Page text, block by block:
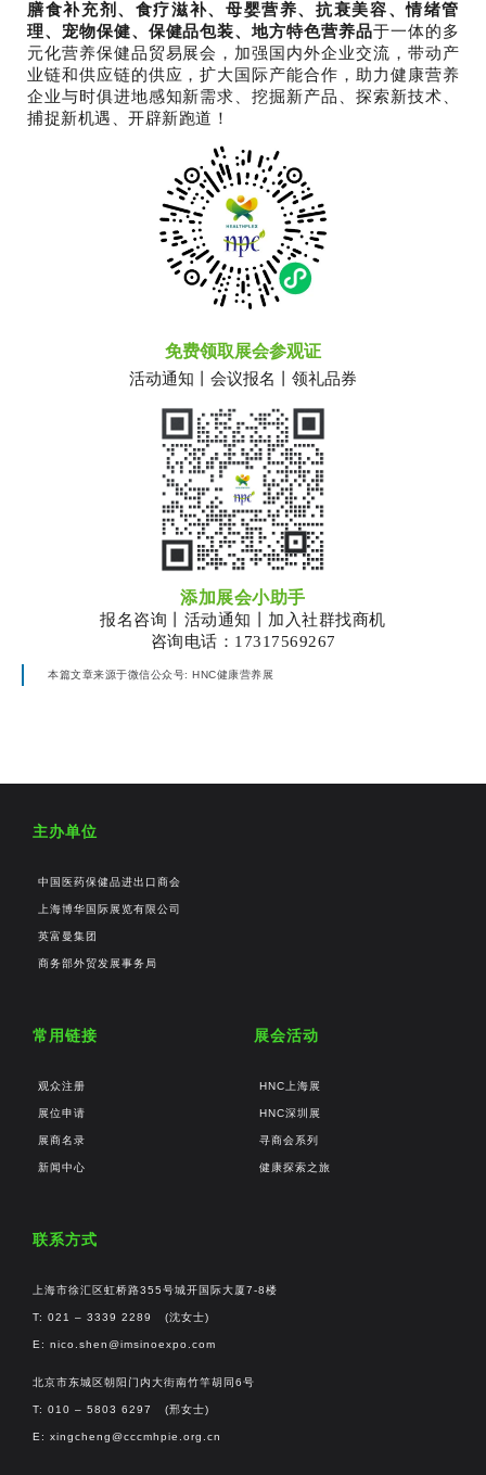
膳食补充剂、食疗滋补、母婴营养、抗衰美容、情绪管
理、宠物保健、保健品包装、地方特色营养品于一体的多
元化营养保健品贸易展会，加强国内外企业交流，带动产
业链和供应链的供应，扩大国际产能合作，助力健康营养
企业与时俱进地感知新需求、挖掘新产品、探索新技术、
捕捉新机遇、开辟新跑道！
免费领取展会参观证
活动通知丨会议报名丨领礼品券
添加展会小助手
报名咨询丨活动通知丨加入社群找商机
咨询电话：17317569267
本篇文章来源于微信公众号: HNC健康营养展
主办单位
中国医药保健品进出口商会
上海博华国际展览有限公司
英富曼集团
商务部外贸发展事务局
常用链接
观众注册
展位申请
展商名录
新闻中心
展会活动
HNC上海展
HNC深圳展
寻商会系列
健康探索之旅
联系方式
上海市徐汇区虹桥路355号城开国际大厦7-8楼
T: 021 – 3339 2289 (沈女士)
E: nico.shen@imsinoexpo.com
北京市东城区朝阳门内大街南竹竿胡同6号
T: 010 – 5803 6297 (邢女士)
E: xingcheng@cccmhpie.org.cn